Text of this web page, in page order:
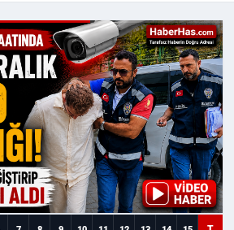
Samsun Son